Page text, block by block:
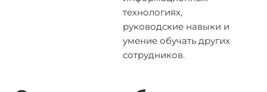
технологиях,
руководские навыки и
умение обучать других
сотрудников.